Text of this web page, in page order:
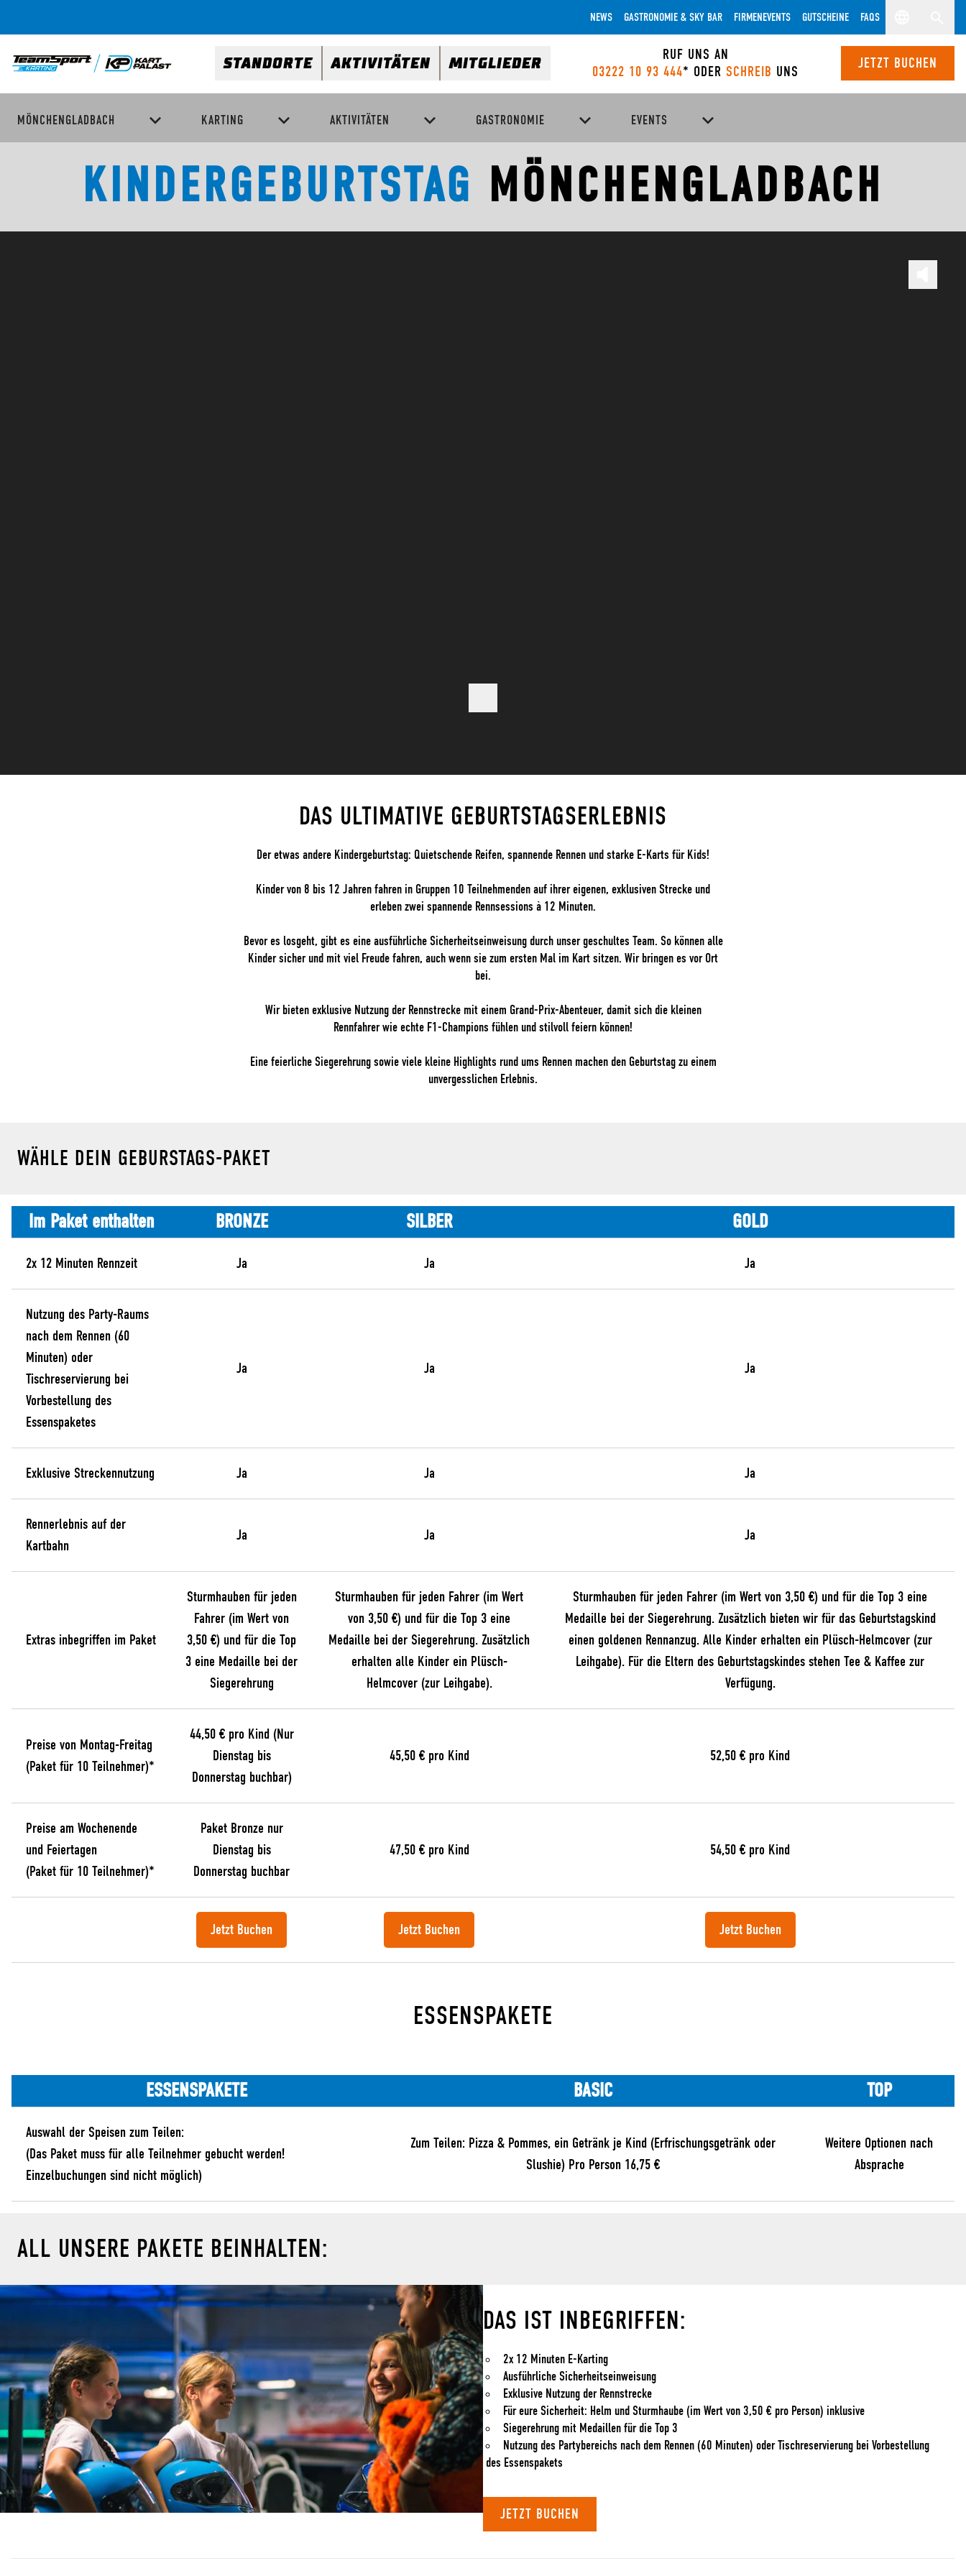
NEWS GASTRONOMIE & SKY BAR FIRMENEVENTS GUTSCHEINE FAQS
STANDORTE AKTIVITÄTEN MITGLIEDER
RUF UNS AN
03222 10 93 444* ODER SCHREIB UNS
JETZT BUCHEN
MÖNCHENGLADBACH KARTING AKTIVITÄTEN GASTRONOMIE EVENTS
KINDERGEBURTSTAG MÖNCHENGLADBACH
DAS ULTIMATIVE GEBURTSTAGSERLEBNIS
Der etwas andere Kindergeburtstag: Quietschende Reifen, spannende Rennen und starke E-Karts für Kids!
Kinder von 8 bis 12 Jahren fahren in Gruppen 10 Teilnehmenden auf ihrer eigenen, exklusiven Strecke und
erleben zwei spannende Rennsessions à 12 Minuten.
Bevor es losgeht, gibt es eine ausführliche Sicherheitseinweisung durch unser geschultes Team. So können alle
Kinder sicher und mit viel Freude fahren, auch wenn sie zum ersten Mal im Kart sitzen. Wir bringen es vor Ort
bei.
Wir bieten exklusive Nutzung der Rennstrecke mit einem Grand-Prix-Abenteuer, damit sich die kleinen
Rennfahrer wie echte F1-Champions fühlen und stilvoll feiern können!
Eine feierliche Siegerehrung sowie viele kleine Highlights rund ums Rennen machen den Geburtstag zu einem
unvergesslichen Erlebnis.
WÄHLE DEIN GEBURSTAGS-PAKET
Im Paket enthalten BRONZE SILBER GOLD
2x 12 Minuten Rennzeit Ja Ja Ja
Nutzung des Party-Raums
nach dem Rennen (60
Minuten) oder
Tischreservierung bei
Vorbestellung des
Essenspaketes
Ja Ja Ja
Exklusive Streckennutzung Ja Ja Ja
Rennerlebnis auf der
Kartbahn
Ja Ja Ja
Extras inbegriffen im Paket
Sturmhauben für jeden
Fahrer (im Wert von
3,50 €) und für die Top
3 eine Medaille bei der
Siegerehrung
Sturmhauben für jeden Fahrer (im Wert
von 3,50 €) und für die Top 3 eine
Medaille bei der Siegerehrung. Zusätzlich
erhalten alle Kinder ein Plüsch-
Helmcover (zur Leihgabe).
Sturmhauben für jeden Fahrer (im Wert von 3,50 €) und für die Top 3 eine
Medaille bei der Siegerehrung. Zusätzlich bieten wir für das Geburtstagskind
einen goldenen Rennanzug. Alle Kinder erhalten ein Plüsch-Helmcover (zur
Leihgabe). Für die Eltern des Geburtstagskindes stehen Tee & Kaffee zur
Verfügung.
Preise von Montag-Freitag
(Paket für 10 Teilnehmer)*
44,50 € pro Kind (Nur
Dienstag bis
Donnerstag buchbar)
45,50 € pro Kind 52,50 € pro Kind
Preise am Wochenende
und Feiertagen
(Paket für 10 Teilnehmer)*
Paket Bronze nur
Dienstag bis
Donnerstag buchbar
47,50 € pro Kind 54,50 € pro Kind
Jetzt Buchen Jetzt Buchen Jetzt Buchen
ESSENSPAKETE
ESSENSPAKETE BASIC TOP
Auswahl der Speisen zum Teilen:
(Das Paket muss für alle Teilnehmer gebucht werden!
Einzelbuchungen sind nicht möglich)
Zum Teilen: Pizza & Pommes, ein Getränk je Kind (Erfrischungsgetränk oder
Slushie) Pro Person 16,75 €
Weitere Optionen nach
Absprache
ALL UNSERE PAKETE BEINHALTEN:
DAS IST INBEGRIFFEN:
2x 12 Minuten E-Karting
Ausführliche Sicherheitseinweisung
Exklusive Nutzung der Rennstrecke
Für eure Sicherheit: Helm und Sturmhaube (im Wert von 3,50 € pro Person) inklusive
Siegerehrung mit Medaillen für die Top 3
Nutzung des Partybereichs nach dem Rennen (60 Minuten) oder Tischreservierung bei Vorbestellung
des Essenspakets
JETZT BUCHEN